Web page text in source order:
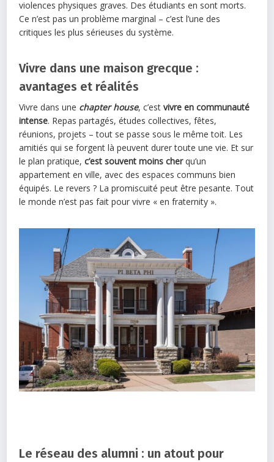
violences physiques graves. Des étudiants en sont morts.
Ce n’est pas un problème marginal – c’est l’une des
critiques les plus sérieuses du système.
Vivre dans une maison grecque :
avantages et réalités
Vivre dans une chapter house, c’estvivre en communauté
intense. Repas partagés, études collectives, fêtes,
réunions, projets – tout se passe sous le même toit. Les
amitiés qui se forgent là peuvent durer toute une vie. Et sur
le plan pratique,c’est souvent moins cherqu’un
appartement en ville, avec des espaces communs bien
équipés. Le revers ? La promiscuité peut être pesante. Tout
le monde n’est pas fait pour vivre « en fraternity ».
Le réseau des alumni : un atout pour